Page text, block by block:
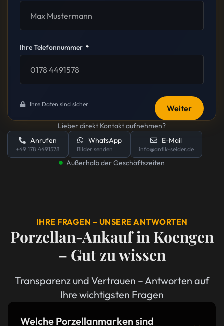
Ihre Telefonnummer
Weiter
Ihre Daten sind sicher
Lieber direkt Kontakt aufnehmen?
Anrufen
+49 178 4491578
WhatsApp
Bilder senden
E-Mail
info@antik-seider.de
Außerhalb der Geschäftszeiten
IHRE FRAGEN – UNSERE ANTWORTEN
Porzellan-Ankauf in Koengen
– Gut zu wissen
Transparenz und Vertrauen – Antworten auf
Ihre wichtigsten Fragen
Welche Porzellanmarken sind